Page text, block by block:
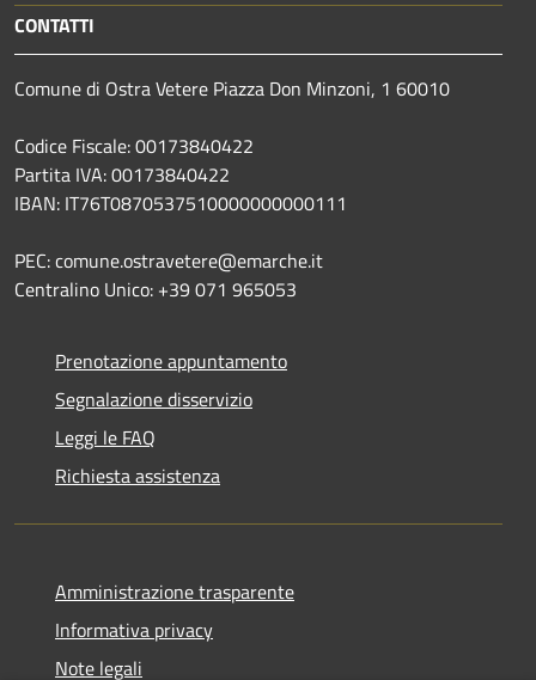
CONTATTI
Comune di Ostra Vetere Piazza Don Minzoni, 1 60010
Codice Fiscale: 00173840422
Partita IVA: 00173840422
IBAN: IT76T0870537510000000000111
PEC: comune.ostravetere@emarche.it
Centralino Unico: +39 071 965053
Prenotazione appuntamento
Segnalazione disservizio
Leggi le FAQ
Richiesta assistenza
Amministrazione trasparente
Informativa privacy
Note legali